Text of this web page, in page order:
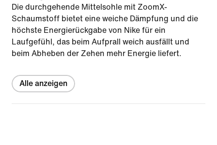
Die durchgehende Mittelsohle mit ZoomX-
Schaumstoff bietet eine weiche Dämpfung und die
höchste Energierückgabe von Nike für ein
Laufgefühl, das beim Aufprall weich ausfällt und
beim Abheben der Zehen mehr Energie liefert.
Alle anzeigen